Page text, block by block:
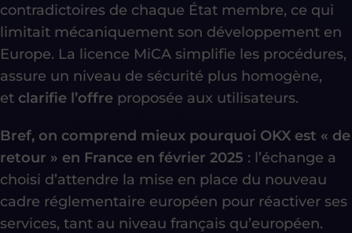
contradictoires de chaque État membre, ce qui
limitait mécaniquement son développement en
Europe. La licence MiCA simplifie les procédures,
assure un niveau de sécurité plus homogène,
et clarifie l’offre proposée aux utilisateurs.
Bref, on comprend mieux pourquoi OKX est « de
retour » en France en février 2025 : l’échange a
choisi d’attendre la mise en place du nouveau
cadre réglementaire européen pour réactiver ses
services, tant au niveau français qu’européen.